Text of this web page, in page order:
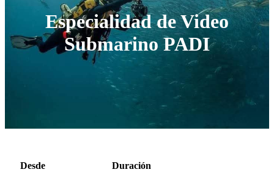
Especialidad de Video
Submarino PADI
Desde Duración